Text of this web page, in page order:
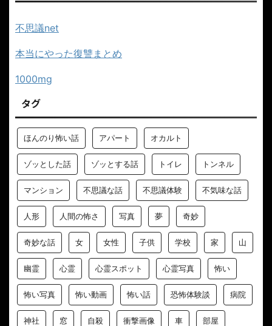
不思議net
本当にやった復讐まとめ
1000mg
タグ
ほんのり怖い話 アパート オカルト
ゾッとした話 ゾッとする話 トイレ トンネル
マンション 不思議な話 不思議体験 不気味な話
人形 人間の怖さ 写真 夢 奇妙
奇妙な話 女 女性 子供 学校 家 山
幽霊 心霊 心霊スポット 心霊写真 怖い
怖い写真 怖い動画 怖い話 恐怖体験談 病院
神社 窓 自殺 衝撃画像 車 部屋